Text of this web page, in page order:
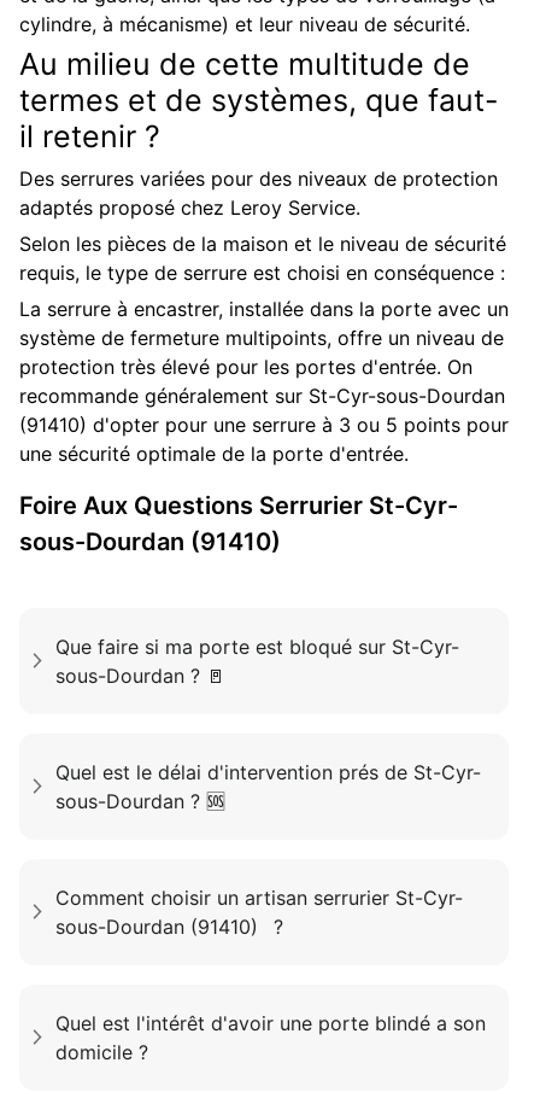
cylindre, à mécanisme) et leur niveau de sécurité.
Au milieu de cette multitude de
termes et de systèmes, que faut-
il retenir ?
Des serrures variées pour des niveaux de protection
adaptés proposé chez Leroy Service.
Selon les pièces de la maison et le niveau de sécurité
requis, le type de serrure est choisi en conséquence :
La serrure à encastrer, installée dans la porte avec un
système de fermeture multipoints, offre un niveau de
protection très élevé pour les portes d'entrée. On
recommande généralement sur St-Cyr-sous-Dourdan
(91410) d'opter pour une serrure à 3 ou 5 points pour
une sécurité optimale de la porte d'entrée.
Foire Aux Questions Serrurier St-Cyr-
sous-Dourdan (91410)
Que faire si ma porte est bloqué sur St-Cyr-
sous-Dourdan ? 🚪
Quel est le délai d'intervention prés de St-Cyr-
sous-Dourdan ? 🆘
Comment choisir un artisan serrurier St-Cyr-
sous-Dourdan (91410) ?
Quel est l'intérêt d'avoir une porte blindé a son
domicile ?